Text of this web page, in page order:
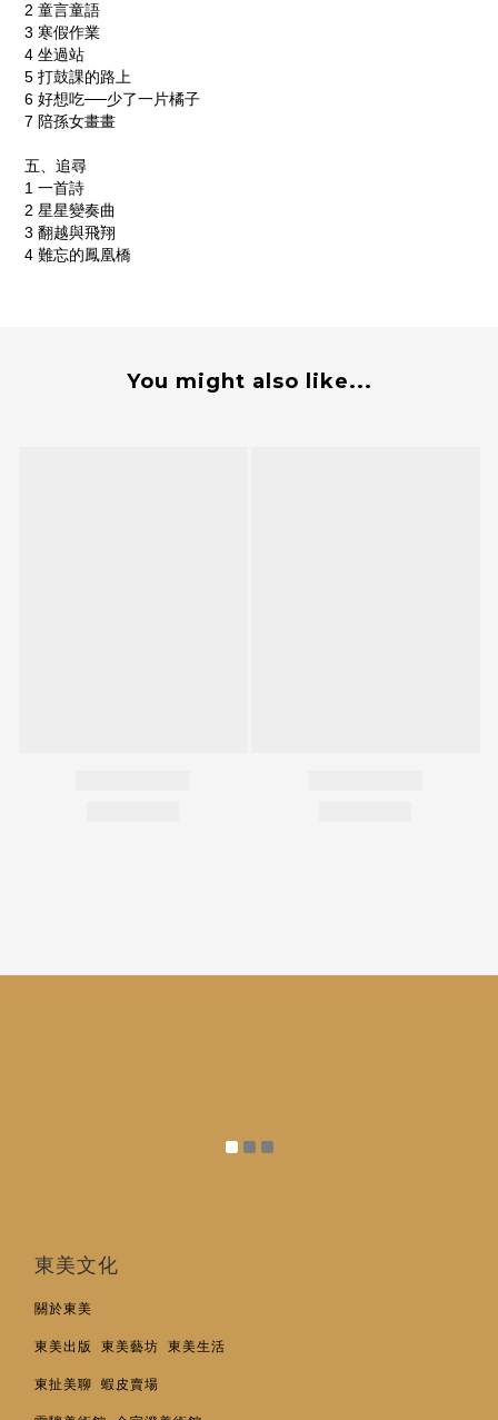
2 童言童語
3 寒假作業
4 坐過站
5 打鼓課的路上
6 好想吃──少了一片橘子
7 陪孫女畫畫
五、追尋
1 一首詩
2 星星變奏曲
3 翻越與飛翔
4 難忘的鳳凰橋
You might also like...
東美文化
關於東美
東美出版 東美藝坊 東美生活
東扯美聊 蝦皮賣場